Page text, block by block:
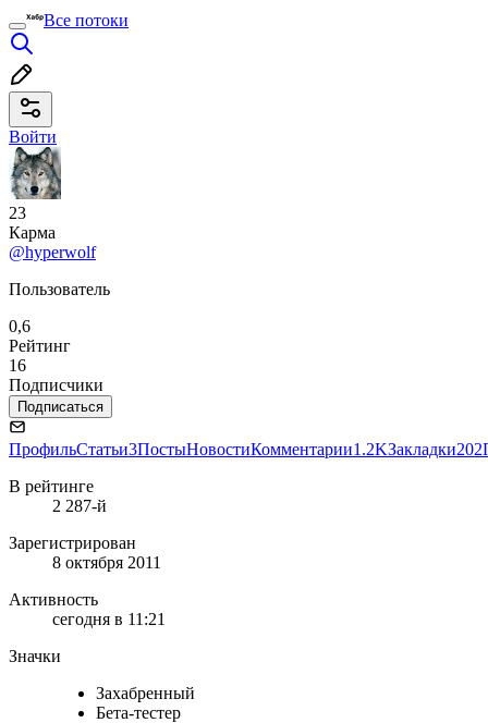
Все потоки
Войти
23
Карма
@hyperwolf
Пользователь
0,6
Рейтинг
16
Подписчики
Подписаться
ПрофильСтатьи3ПостыНовостиКомментарии1.2KЗакладки202
В рейтинге
2 287-й
Зарегистрирован
8 октября 2011
Активность
сегодня в 11:21
Значки
Захабренный
Бета-тестер